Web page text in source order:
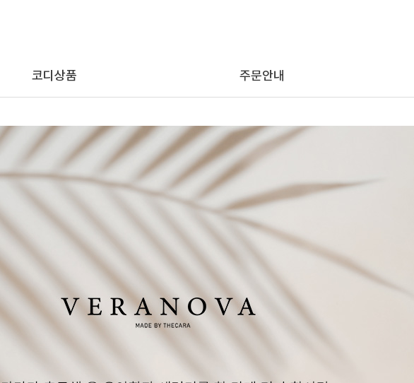
코디상품 주문안내